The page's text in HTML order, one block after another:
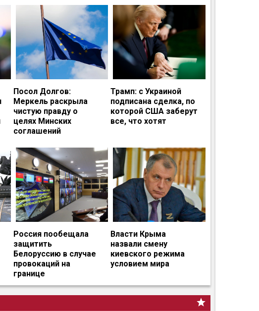
Посол Долгов:
Меркель раскрыла
чистую правду о
целях Минских
соглашений
Трамп: с Украиной
подписана сделка, по
которой США заберут
все, что хотят
Россия пообещала
защитить
Белоруссию в случае
провокаций на
границе
Власти Крыма
назвали смену
киевского режима
условием мира